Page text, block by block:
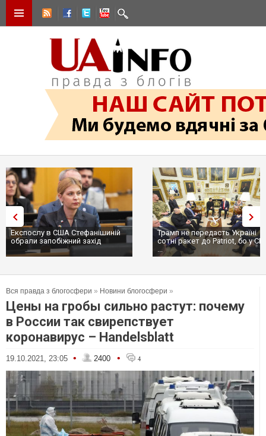
Експослу в США Стефанішиній
обрали запобіжний захід
Трамп не передасть Україні
сотні ракет до Patriot, бо у
...
Вся правда з блогосфери » Новини блогосфери »
Цены на гробы сильно растут: почему
в России так свирепствует
коронавирус – Handelsblatt
19.10.2021, 23:05 • 2400 • 4